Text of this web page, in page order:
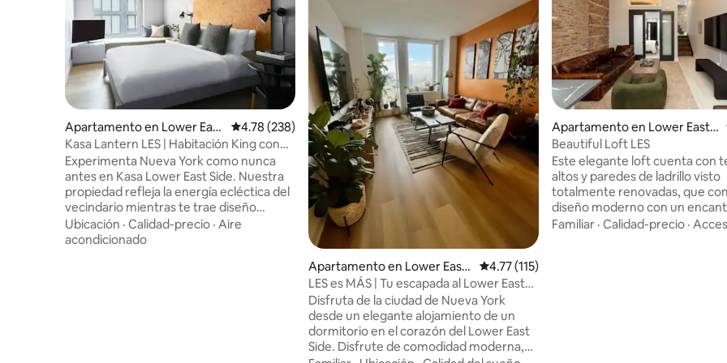
Apartamento en Lower East
Side
Calificación promedio: 4.78 de 5, 238 reseñas
4.78 (238)
Kasa Lantern LES | Habitación King con
cocina americana
Experimenta Nueva York como nunca
antes en Kasa Lower East Side. Nuestra
propiedad refleja la energía ecléctica del
vecindario mientras te trae diseño
moderno y servicios. Ofrecemos una
selección de categorías de habitaciones
Ubicación · Calidad-precio · Aire
acondicionado
Apartamento en Lower East
Side
Calificación promedio: 4.77 de 5, 115 reseñas
4.77 (115)
LES es MÁS | Tu escapada al Lower East
Side
Disfruta de la ciudad de Nueva York
desde un elegante alojamiento de un
dormitorio en el corazón del Lower East
Side. Disfrute de comodidad moderna,
Apartamento en Lower East S
ide
Beautiful Loft LES
Este elegante loft cuenta con
altos y paredes de ladrillo visto
totalmente renovadas, que
diseño moderno con un
Ofrece dos amplios dormitorios
Familiar · Calidad-precio ·